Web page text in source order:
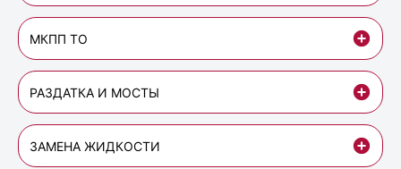
МКПП ТО
РАЗДАТКА И МОСТЫ
ЗАМЕНА ЖИДКОСТИ